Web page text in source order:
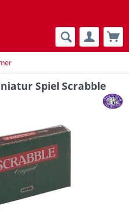
Spiel Scrabble